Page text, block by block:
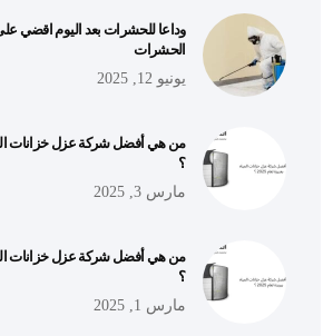
وداعا للحشرات بعد اليوم اقضي
الحشرات
يونيو 12, 2025
؟
مارس 3, 2025
؟
مارس 1, 2025